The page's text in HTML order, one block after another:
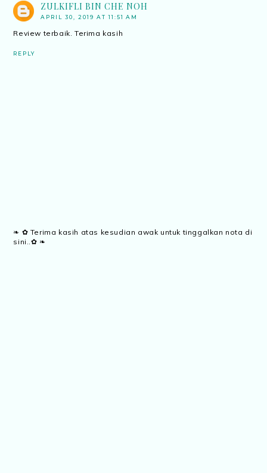
ZULKIFLI BIN CHE NOH
APRIL 30, 2019 AT 11:51 AM
Review terbaik. Terima kasih
REPLY
❧ ✿ Terima kasih atas kesudian awak untuk tinggalkan nota di
sini..✿ ❧